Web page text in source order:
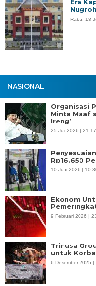
NASIONAL
Organisasi
Minta Maaf
Ireng’
25 Juli 2026 |
Rp16.650
10 Juni 2026 |
Ekonom
9 Februari 2026 |
Trinusa
untuk
6 Desember 2025 |
Era
Rabu, 18